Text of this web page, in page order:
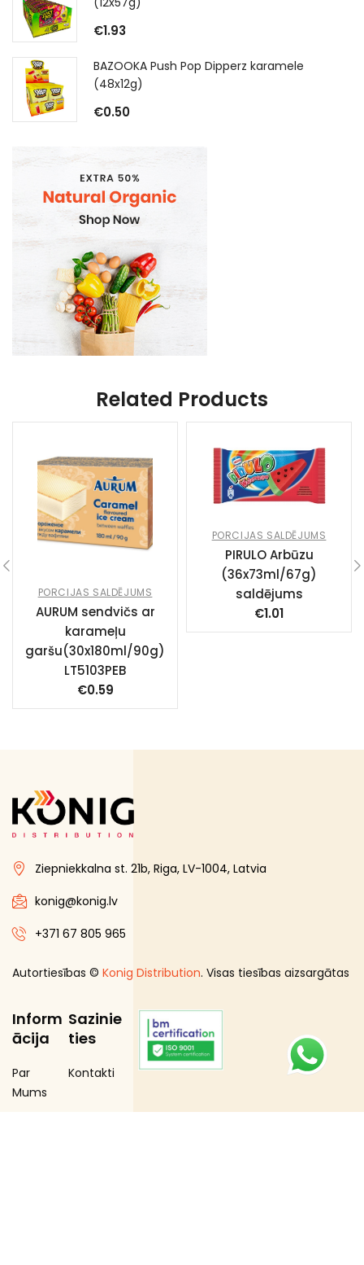
€1.93
BAZOOKA Push Pop Dipperz karamele
(48x12g)
€0.50
Related Products
PORCIJAS SALDĒJUMS
AURUM sendvičs ar
karameļu
garšu(30x180ml/90g)
LT5103PEB
€0.59
PORCIJAS SALDĒJUMS
PIRULO Arbūzu
(36x73ml/67g)
saldējums
€1.01
Ziepniekkalna st. 21b, Riga, LV-1004, Latvia
konig@konig.lv
+371 67 805 965
Autortiesības © Konig Distribution. Visas tiesības aizsargātas
Inform
ācija
Par
Mums
Sazinie
ties
Kontakti